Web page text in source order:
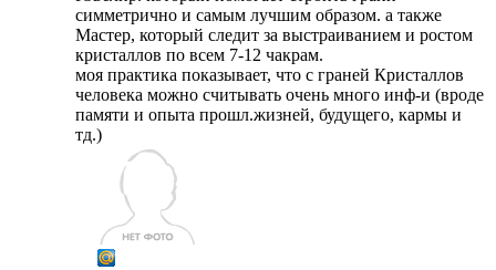
симметрично и самым лучшим образом. а также
Мастер, который следит за выстраиванием и ростом
кристаллов по всем 7-12 чакрам.
моя практика показывает, что с граней Кристаллов
человека можно считывать очень много инф-и (вроде
памяти и опыта прошл.жизней, будущего, кармы и
тд.)